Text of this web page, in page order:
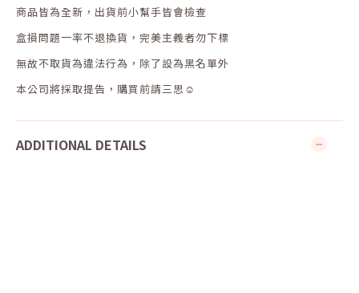
商品皆為全新，出貨前小幫手皆會檢查
盒損問題一率不退換貨，完美主義者勿下標
無故不取貨為違法行為，除了設為黑名單外
本公司將採取提告，購買前請三思☺
ADDITIONAL DETAILS